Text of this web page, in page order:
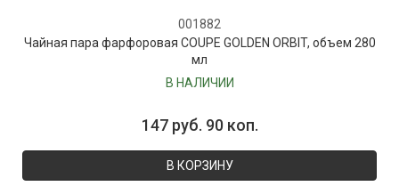
001882
Чайная пара фарфоровая COUPE GOLDEN ORBIT, объем 280
мл
В НАЛИЧИИ
147 руб. 90 коп.
В КОРЗИНУ